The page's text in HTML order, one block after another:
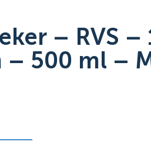
– RVS –
– 500 ml –